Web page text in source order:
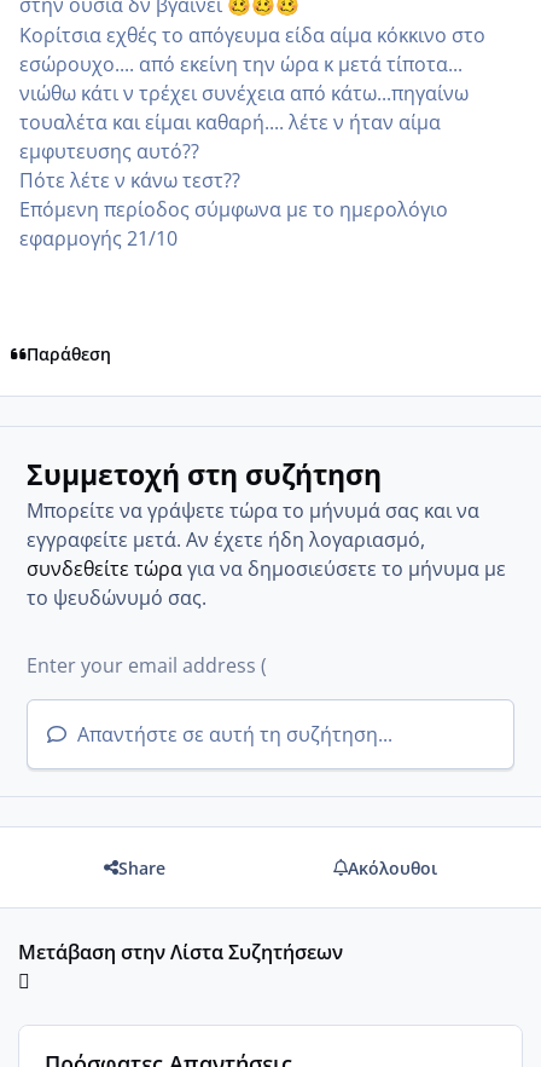
🥴🥴🥴
Κορίτσια εχθές το απόγευμα είδα αίμα κόκκινο στο
εσώρουχο.... από εκείνη την ώρα κ μετά τίποτα...
νιώθω κάτι ν τρέχει συνέχεια από κάτω...πηγαίνω
τουαλέτα και είμαι καθαρή.... λέτε ν ήταν αίμα
εμφυτευσης αυτό??
Πότε λέτε ν κάνω τεστ??
Επόμενη περίοδος σύμφωνα με το ημερολόγιο
εφαρμογής 21/10
Παράθεση
Συμμετοχή στη συζήτηση
Μπορείτε να γράψετε τώρα το μήνυμά σας και να
εγγραφείτε μετά. Αν έχετε ήδη λογαριασμό,
συνδεθείτε τώραγια να δημοσιεύσετε το μήνυμα με
το ψευδώνυμό σας.
Απαντήστε σε αυτή τη συζήτηση...
Share Ακόλουθοι
Μετάβαση στην Λίστα Συζητήσεων